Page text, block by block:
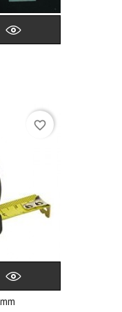
favorite_border